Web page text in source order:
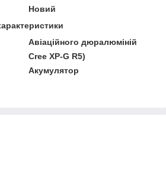
Новий
Авіаційного дюралюміній
Cree XP-G R5)
Акумулятор